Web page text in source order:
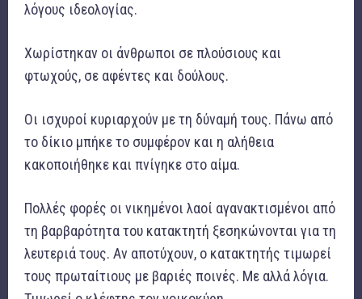
λόγους ιδεολογίας.
Χωρίστηκαν οι άνθρωποι σε πλούσιους και
φτωχούς, σε αφέντες και δούλους.
Οι ισχυροί κυριαρχούν με τη δύναμή τους. Πάνω από
το δίκιο μπήκε το συμφέρον και η αλήθεια
κακοποιήθηκε και πνίγηκε στο αίμα.
Πολλές φορές οι νικημένοι λαοί αγανακτισμένοι από
τη βαρβαρότητα του κατακτητή ξεσηκώνονται για τη
λευτεριά τους. Αν αποτύχουν, ο κατακτητής τιμωρεί
τους πρωταίτιους με βαριές ποινές. Με αλλά λόγια.